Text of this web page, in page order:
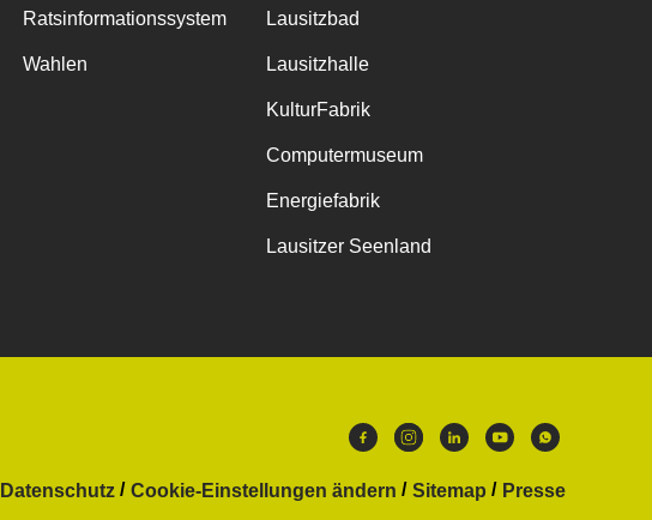
Ratsinformationssystem
Wahlen
Lausitzbad
Lausitzhalle
KulturFabrik
Computermuseum
Energiefabrik
Lausitzer Seenland
Datenschutz Cookie-Einstellungen ändern Sitemap
Presse